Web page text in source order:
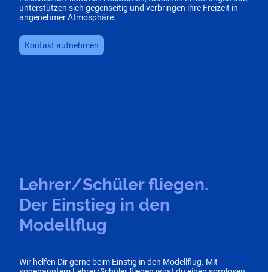
unterstützen sich gegenseitig und verbringen ihre Freizeit in
angenehmer Atmosphäre.
Kontakt aufnehmen
Lehrer/Schüler fliegen.
Der Einstieg in den
Modellflug
Wir helfen Dir gerne beim Einstig in den Modellflug. Mit